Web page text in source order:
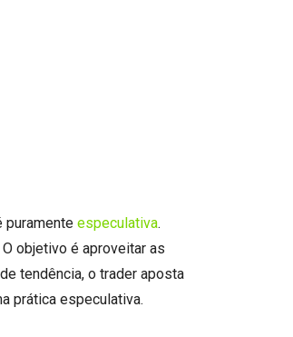
puramente especulativa.
objetivo é aproveitar as
tendência, o trader aposta
prática especulativa.